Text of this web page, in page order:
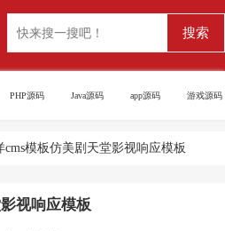
PHP源码 Java源码 app源码 游戏源码
cms模板仿美剧天堂影视响应模板
视响应模板